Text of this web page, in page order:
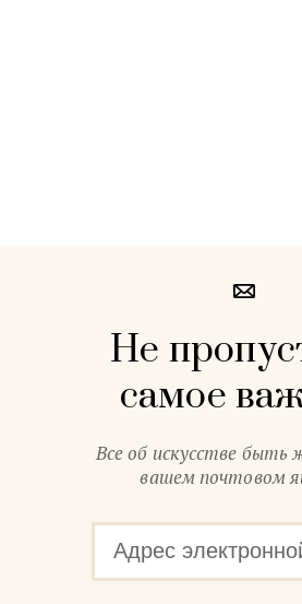
Не
самое
Все об искусстве быть
вашем почтовом